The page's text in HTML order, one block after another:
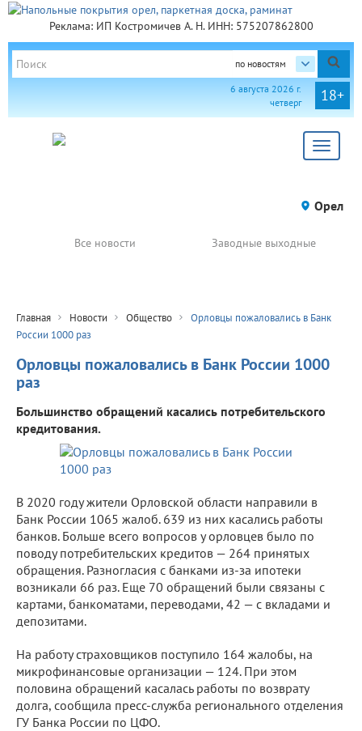
Реклама: ИП Костромичев А. Н. ИНН: 575207862800
по новостям
18+
6 августа 2026 г.
четверг
Toggle
Орел
Все новости Заводные выходные
Главная Новости Общество
Орловцы пожаловались в Банк
России 1000 раз
Орловцы пожаловались в Банк России 1000
раз
Большинство обращений касались потребительского
кредитования.
В 2020 году жители Орловской области направили в
Банк России 1065 жалоб. 639 из них касались работы
банков. Больше всего вопросов у орловцев было по
поводу потребительских кредитов — 264 принятых
обращения. Разногласия с банками из-за ипотеки
возникали 66 раз. Еще 70 обращений были связаны с
картами, банкоматами, переводами, 42 — с вкладами и
депозитами.
На работу страховщиков поступило 164 жалобы, на
микрофинансовые организации — 124. При этом
половина обращений касалась работы по возврату
долга, сообщила пресс-служба регионального отделения
ГУ Банка России по ЦФО.